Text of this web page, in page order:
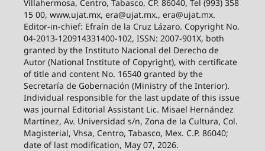
Villahermosa, Centro, Tabasco, CP. 86040, Tel (993) 358
15 00, www.ujat.mx, era@ujat.mx., era@ujat.mx.
Editor-in-chief: Efraín de la Cruz Lázaro. Copyright No.
04-2013-120914331400-102, ISSN: 2007-901X, both
granted by the Instituto Nacional del Derecho de
Autor (National Institute of Copyright), with certificate
of title and content No. 16540 granted by the
Secretaría de Gobernación (Ministry of the Interior).
Individual responsible for the last update of this issue
was journal Editorial Assistant Lic. Misael Hernández
Martínez, Av. Universidad s/n, Zona de la Cultura, Col.
Magisterial, Vhsa, Centro, Tabasco, Mex. C.P. 86040;
date of last modification, May 07, 2026.